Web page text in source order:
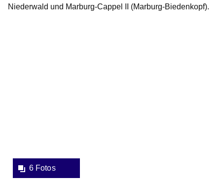
Niederwald und Marburg-Cappel II (Marburg-Biedenkopf).
6 Fotos